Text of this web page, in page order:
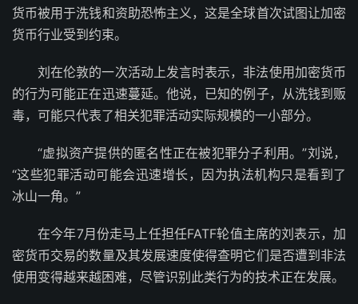
货币被用于洗钱和资助恐怖主义，这是全球首次试图让加密
货币行业受到约束。
刘在伦敦的一次活动上发言时表示，非法使用加密货币
的行为可能正在迅速蔓延。他说，已知的例子，从洗钱到贩
毒，可能只代表了相关犯罪活动实际规模的一小部分。
“虚拟资产提供的匿名性正在被犯罪分子利用。”刘说，
“这些犯罪活动可能会迅速增长，因为执法机构只是看到了
冰山一角。”
在今年7月份走马上任担任FATF轮值主席的刘表示，加
密货币交易的数量及其发展速度使得查明它们是否遭到非法
使用变得越来越困难，尽管识别此类行为的技术正在发展。